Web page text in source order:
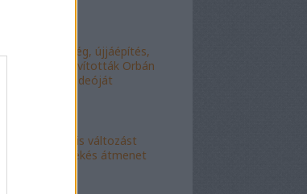
"Kell-e segítség, újjáépítés,
bármi?" - Kijavították Orbán
telefonálós videóját
"Kokó radikális változást
akart, én a békés átmenet